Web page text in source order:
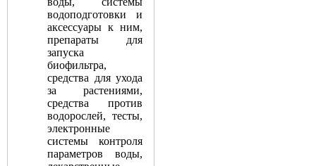
водоподготовки и
аксессуары к ним,
препараты для
запуска
биофильтра,
средства для ухода
за растениями,
средства против
водорослей, тесты,
электронные
системы контроля
параметров воды,